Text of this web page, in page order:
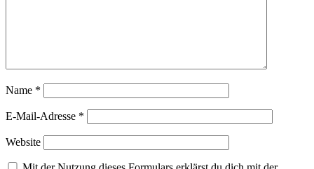
Name *
E-Mail-Adresse *
Website